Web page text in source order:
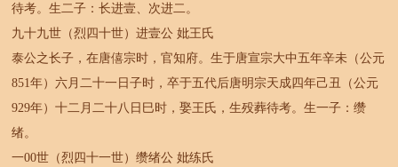
待考。生二子：长进壹、次进二。
九十九世（烈四十世）进壹公 妣王氏
泰公之长子，在唐僖宗时，官知府。生于唐宣宗大中五年辛未（公元
851年）六月二十一日子时，卒于五代后唐明宗天成四年己丑（公元
929年）十二月二十八日巳时，娶王氏，生殁葬待考。生一子：缵
绪。
一00世（烈四十一世）缵绪公 妣练氏